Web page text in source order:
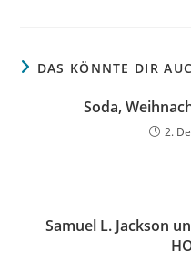
DAS KÖNNTE DIR
Soda,
2.
Samuel L. Jackson